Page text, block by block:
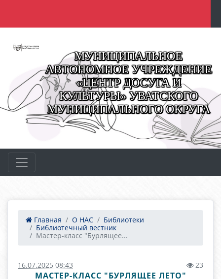
МУНИЦИПАЛЬНОЕ
АВТОНОМНОЕ УЧРЕЖДЕНИЕ
«ЦЕНТР ДОСУГА И
КУЛЬТУРЫ» УВАТСКОГО
МУНИЦИПАЛЬНОГО ОКРУГА
Главная О НАС
Библиотеки
Библиотечный вестник
Мастер-класс "Бурлящее...
16.07.2025 08:43 23
МАСТЕР-КЛАСС "БУРЛЯЩЕЕ ЛЕТО"